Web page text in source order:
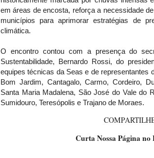
em áreas de encosta, reforça a necessidade
municípios para aprimorar estratégias de
climática.
O encontro contou com a presença do
Sustentabilidade, Bernardo Rossi, do
equipes técnicas da Seas e de representantes
Bom Jardim, Cantagalo, Carmo, Cordeiro,
Santa Maria Madalena, São José do Vale do
Sumidouro, Teresópolis e Trajano de Moraes.
Curta Nossa Página no